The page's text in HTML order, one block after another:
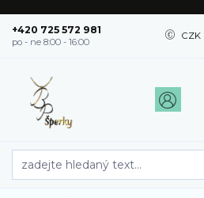
CZK
+420 725 572 981
po - ne 8:00 - 16:00